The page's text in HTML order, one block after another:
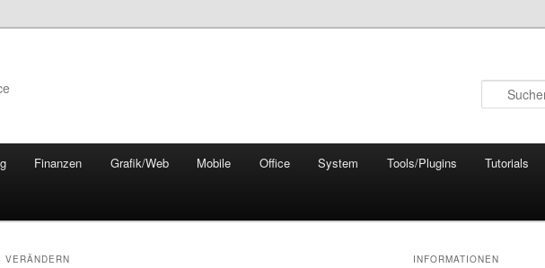
Finanzen Grafik/Web Mobile Office System Tools/Plugins Tutorials
VERÄNDERN INFORMATIONEN